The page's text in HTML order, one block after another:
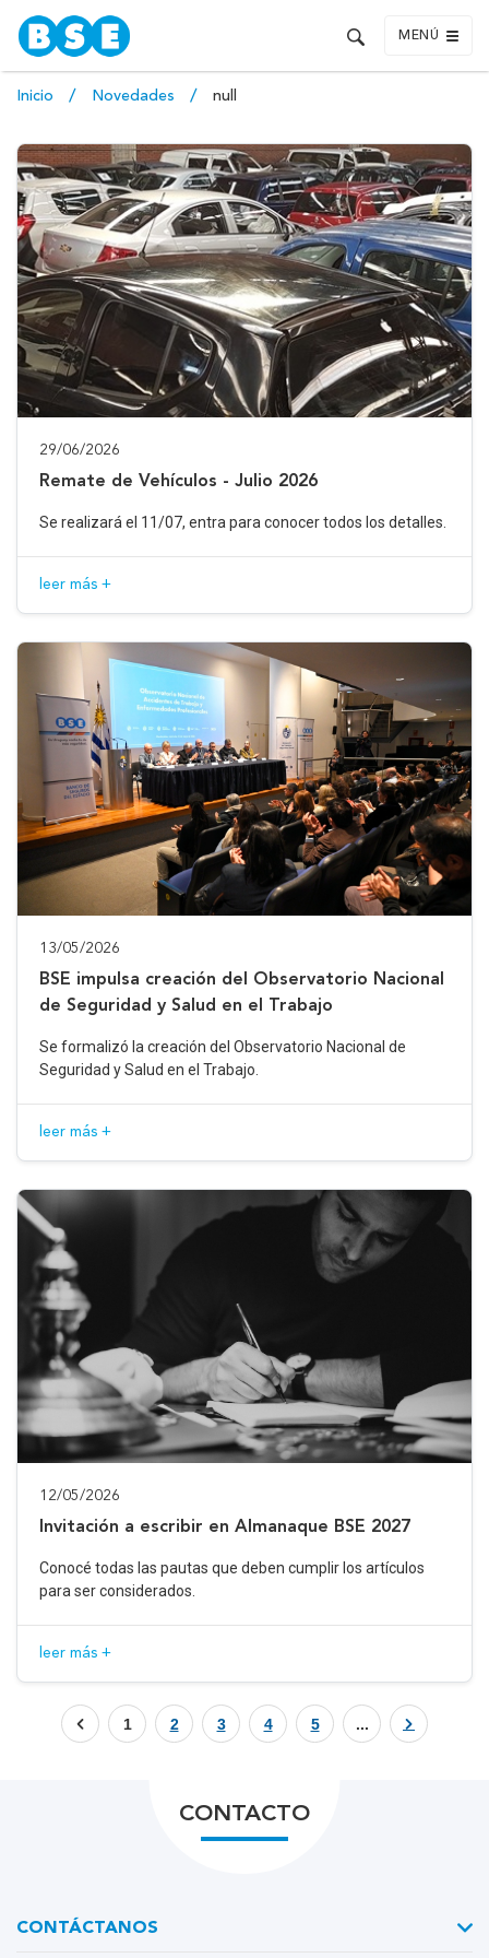
MENÚ
Inicio Novedades null
29/06/2026
Remate de Vehículos - Julio 2026
Se realizará el 11/07, entra para conocer todos los detalles.
leer más +
13/05/2026
BSE impulsa creación del Observatorio Nacional
de Seguridad y Salud en el Trabajo
Se formalizó la creación del Observatorio Nacional de
Seguridad y Salud en el Trabajo.
leer más +
12/05/2026
Invitación a escribir en Almanaque BSE 2027
Conocé todas las pautas que deben cumplir los artículos
para ser considerados.
leer más +
1 2 3 4 5 ...
CONTACTO
CONTÁCTANOS